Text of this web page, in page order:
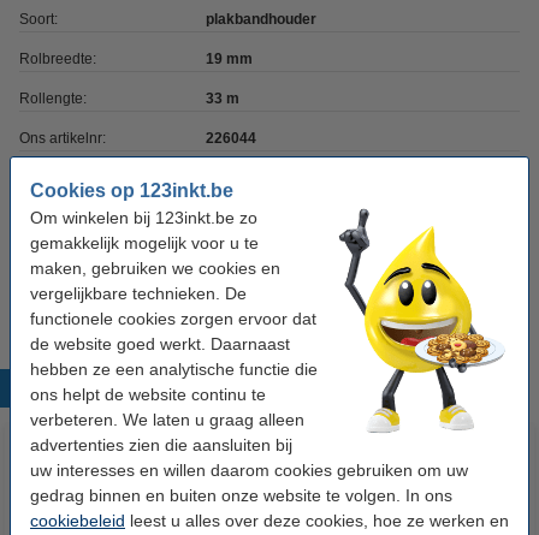
Cookies op 123inkt.be
Om winkelen bij 123inkt.be zo
gemakkelijk mogelijk voor u te
maken, gebruiken we cookies en
vergelijkbare technieken. De
functionele cookies zorgen ervoor dat
de website goed werkt. Daarnaast
hebben ze een analytische functie die
ons helpt de website continu te
verbeteren. We laten u graag alleen
advertenties zien die aansluiten bij
uw interesses en willen daarom cookies gebruiken om uw
gedrag binnen en buiten onze website te volgen. In ons
cookiebeleid leest u alles over deze cookies, hoe ze werken en
Soort: plakbandhouder
Rolbreedte: 19 mm
Rollengte: 33 m
Ons artikelnr: 226044
Aanbieding: 8x 123inkt standaard plakband 19
mm x 33 m
€ 7,50
Populaire producten